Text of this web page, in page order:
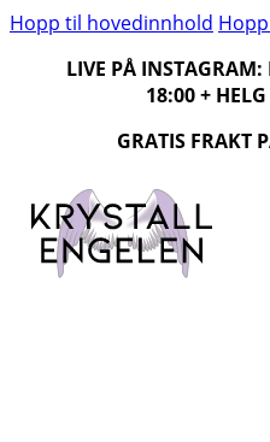
Hopp til hovedinnhold
LIVE PÅ
18:00 +
GRATIS FRAKT